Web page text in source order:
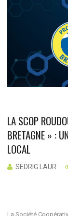
LA SCOP
BRETAGNE » :
LOCAL
SEDRIG LAUR
La Société